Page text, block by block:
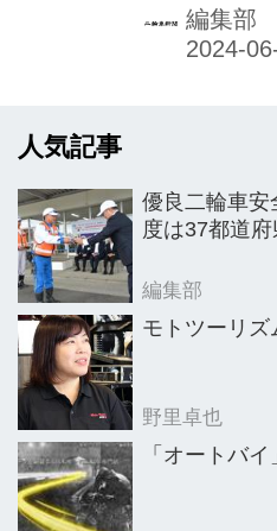
ンしたと発
露目会が開
定を締結し
者や観光で
編集部
人気記事
優良二輪車安
度は37都道
編集部
モトツーリ
野里卓也
「オートバ